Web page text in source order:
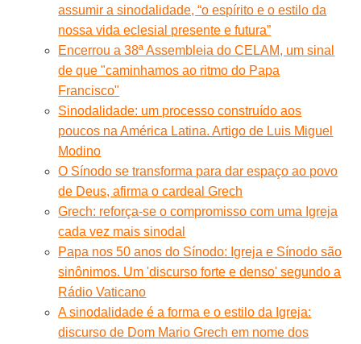
assumir a sinodalidade, “o espírito e o estilo da
nossa vida eclesial presente e futura”
Encerrou a 38ª Assembleia do CELAM, um sinal
de que "caminhamos ao ritmo do Papa
Francisco"
Sinodalidade: um processo construído aos
poucos na América Latina. Artigo de Luis Miguel
Modino
O Sínodo se transforma para dar espaço ao povo
de Deus, afirma o cardeal Grech
Grech: reforça-se o compromisso com uma Igreja
cada vez mais sinodal
Papa nos 50 anos do Sínodo: Igreja e Sínodo são
sinônimos. Um 'discurso forte e denso' segundo a
Rádio Vaticano
A sinodalidade é a forma e o estilo da Igreja:
discurso de Dom Mario Grech em nome dos